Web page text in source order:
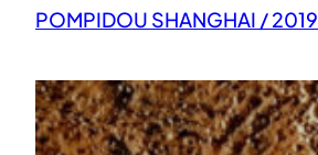
POMPIDOU SHANGHAI / 2019